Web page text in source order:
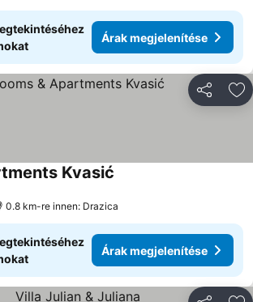
Árak megjelenítése
Kvasić
0.8 km-re innen: Drazica
Árak megjelenítése